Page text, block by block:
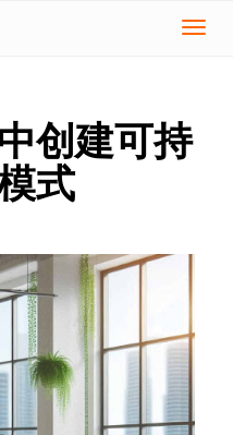
切
创建可持
式